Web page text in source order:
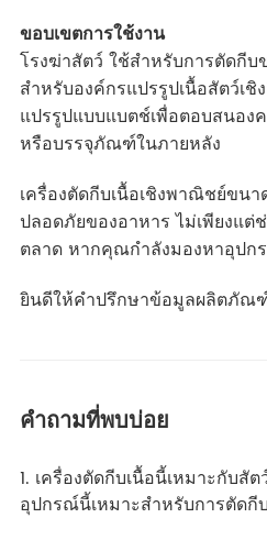
ขอบเขตการใช้งาน
โรงฆ่าสัตว์ ใช้สำหรับการตัดกีบ
สำหรับองค์กรแปรรูปเนื้อสัตว์เ
แปรรูปแบบแบตช์เพื่อตอบสนอง
หรือบรรจุภัณฑ์ในภายหลัง
เครื่องตัดกีบเนื้อเชิงพาณิชย์ขน
ปลอดภัยของอาหาร ไม่เพียงแ
ตลาด หากคุณกำลังมองหาอุปก
ยินดีให้คำปรึกษาข้อมูลผลิตภัณ
คำถามที่พบบ่อย
1. เครื่องตัดกีบเนื้อนี้เหมาะกับสั
อุปกรณ์นี้เหมาะสำหรับการตัดกี